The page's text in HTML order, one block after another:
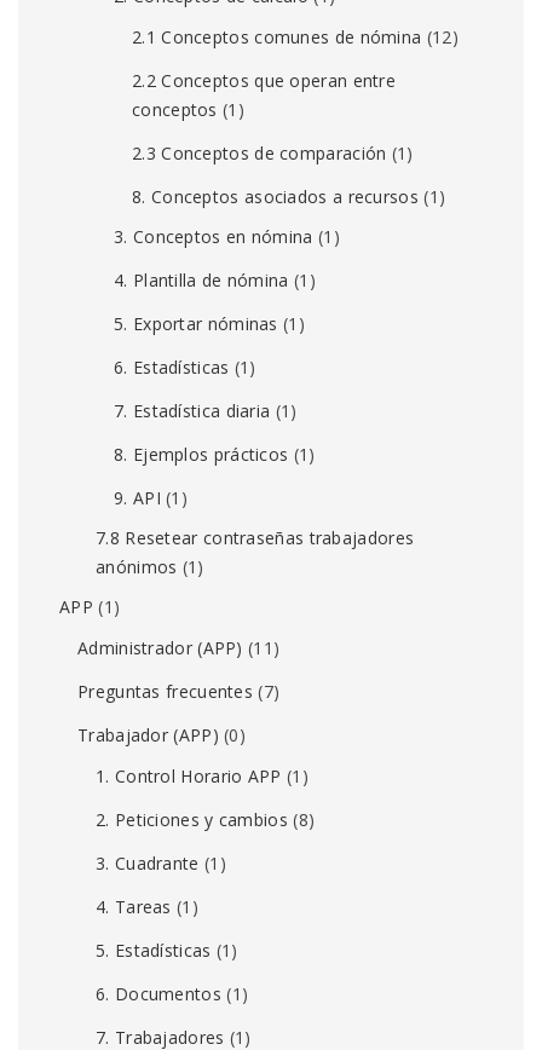
2.1 Conceptos comunes de nómina (12)
2.2 Conceptos que operan entre
conceptos (1)
2.3 Conceptos de comparación (1)
8. Conceptos asociados a recursos (1)
3. Conceptos en nómina (1)
4. Plantilla de nómina (1)
5. Exportar nóminas (1)
6. Estadísticas (1)
7. Estadística diaria (1)
8. Ejemplos prácticos (1)
9. API (1)
7.8 Resetear contraseñas trabajadores
anónimos (1)
APP (1)
Administrador (APP) (11)
Preguntas frecuentes (7)
Trabajador (APP) (0)
1. Control Horario APP (1)
2. Peticiones y cambios (8)
3. Cuadrante (1)
4. Tareas (1)
5. Estadísticas (1)
6. Documentos (1)
7. Trabajadores (1)